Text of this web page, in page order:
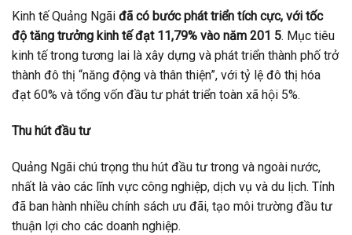
Kinh tế Quảng Ngãi đã có bước phát triển tích cực, với tốc
độ tăng trưởng kinh tế đạt 11,79% vào năm 201 5. Mục tiêu
kinh tế trong tương lai là xây dựng và phát triển thành phố trở
thành đô thị “năng động và thân thiện”, với tỷ lệ đô thị hóa
đạt 60% và tổng vốn đầu tư phát triển toàn xã hội 5%.
Thu hút đầu tư
Quảng Ngãi chú trọng thu hút đầu tư trong và ngoài nước,
nhất là vào các lĩnh vực công nghiệp, dịch vụ và du lịch. Tỉnh
đã ban hành nhiều chính sách ưu đãi, tạo môi trường đầu tư
thuận lợi cho các doanh nghiệp.